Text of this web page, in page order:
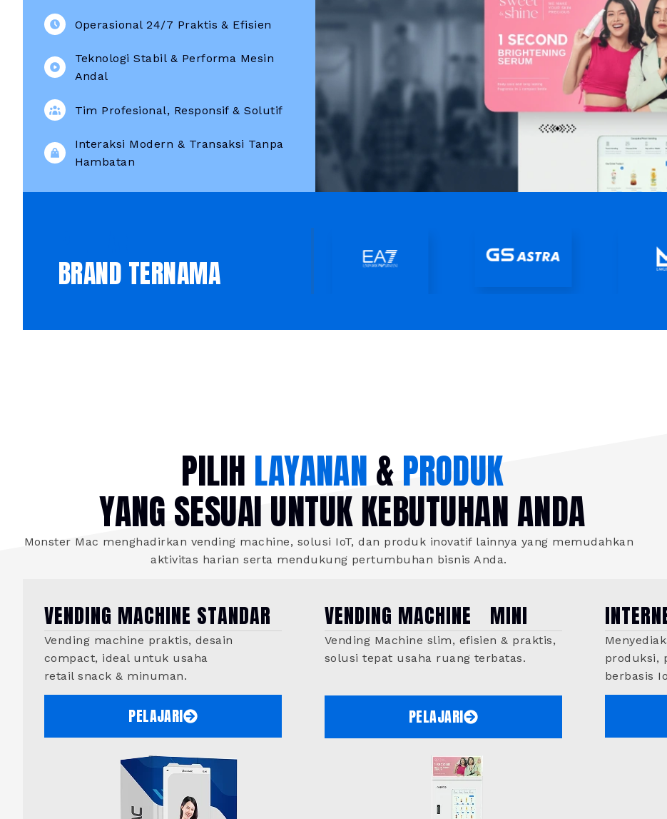
Operasional 24/7 Praktis & Efisien
Teknologi Stabil & Performa Mesin
Andal
Tim Profesional, Responsif & Solutif
Interaksi Modern & Transaksi Tanpa
Hambatan
BRAND TERNAMA
PILIH LAYANAN&PRODUK
YANG SESUAI UNTUK KEBUTUHAN ANDA
Monster Mac menghadirkan vending machine, solusi IoT, dan produk inovatif lainnya yang memudahkan
aktivitas harian serta mendukung pertumbuhan bisnis Anda.
VENDING MACHINE STANDAR
Vending machine praktis, desain
compact, ideal untuk usaha
retail snack & minuman.
PELAJARI
VENDING MACHINE MINI
Vending Machine slim, efisien & praktis,
solusi tepat usaha ruang terbatas.
PELAJARI
produksi,
berbasis